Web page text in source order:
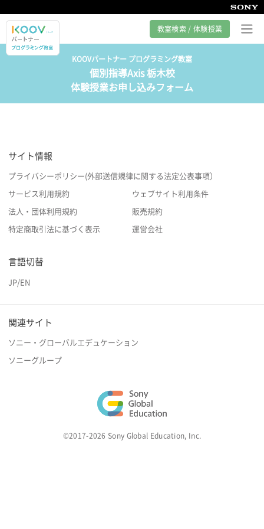
教室検索 / 体験授業
プログラミング教室とは
カリキュラム紹介
サポート
KOOVパートナー プログラミング教室
個別指導Axis 栃木校
体験授業お申し込みフォーム
サイト情報
プライバシーポリシー(外部送信規律に関する法定公表事項）
サービス利用規約 ウェブサイト利用条件
法人・団体利用規約 販売規約
特定商取引法に基づく表示 運営会社
言語切替
JP/EN
関連サイト
ソニー・グローバルエデュケーション
ソニーグループ
©2017-2026 Sony Global Education, Inc.